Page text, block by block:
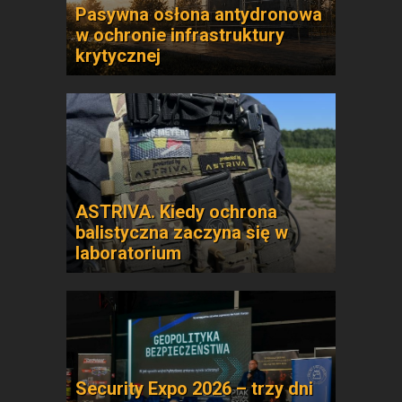
Pasywna osłona antydronowa
w ochronie infrastruktury
krytycznej
ASTRIVA. Kiedy ochrona
balistyczna zaczyna się w
laboratorium
Security Expo 2026 – trzy dni